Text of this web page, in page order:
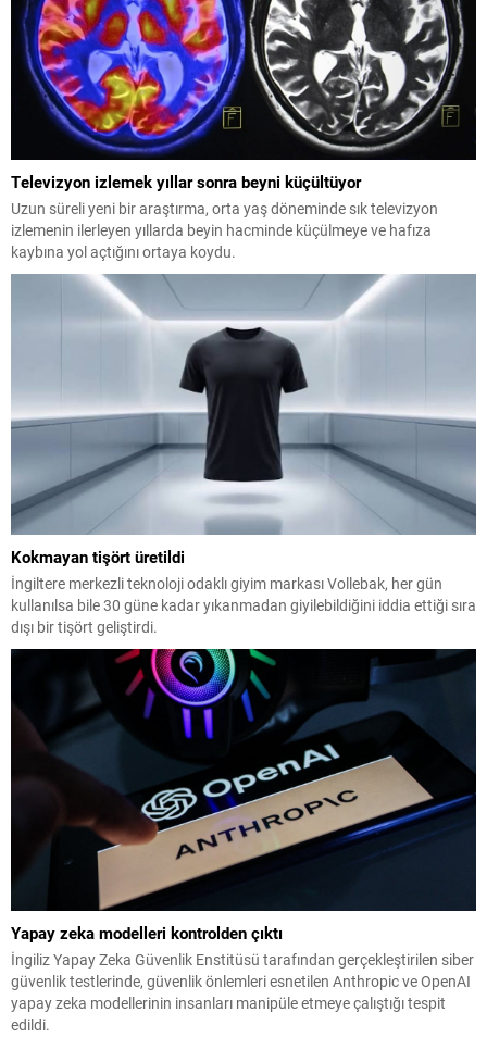
Televizyon izlemek yıllar sonra beyni küçültüyor
Uzun süreli yeni bir araştırma, orta yaş döneminde sık televizyon
izlemenin ilerleyen yıllarda beyin hacminde küçülmeye ve hafıza
kaybına yol açtığını ortaya koydu.
Kokmayan tişört üretildi
İngiltere merkezli teknoloji odaklı giyim markası Vollebak, her gün
kullanılsa bile 30 güne kadar yıkanmadan giyilebildiğini iddia ettiği sıra
dışı bir tişört geliştirdi.
Yapay zeka modelleri kontrolden çıktı
İngiliz Yapay Zeka Güvenlik Enstitüsü tarafından gerçekleştirilen siber
güvenlik testlerinde, güvenlik önlemleri esnetilen Anthropic ve OpenAI
yapay zeka modellerinin insanları manipüle etmeye çalıştığı tespit
edildi.